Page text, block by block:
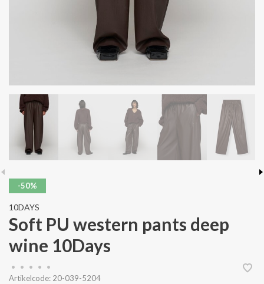
-50%
10DAYS
Soft PU western pants deep
wine 10Days
• • • •
•
Artikelcode: 20-039-5204